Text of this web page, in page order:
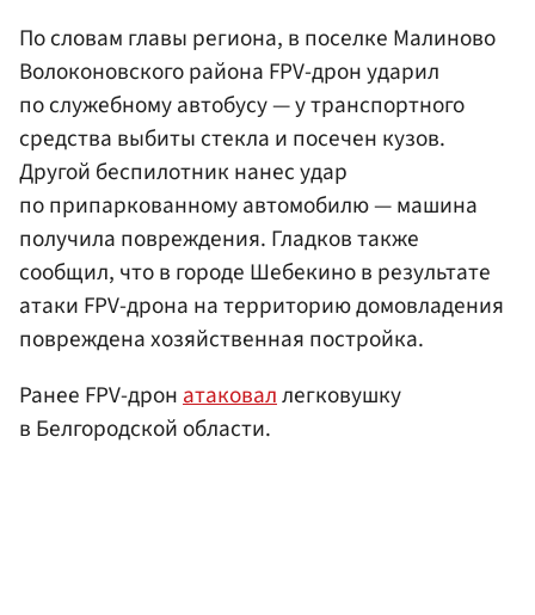
По словам главы региона, в поселке Малиново
Волоконовского района FPV-дрон ударил
по служебному автобусу — у транспортного
средства выбиты стекла и посечен кузов.
Другой беспилотник нанес удар
по припаркованному автомобилю — машина
получила повреждения. Гладков также
сообщил, что в городе Шебекино в результате
атаки FPV-дрона на территорию домовладения
повреждена хозяйственная постройка.
Ранее FPV-дронатаковаллегковушку
в Белгородской области.